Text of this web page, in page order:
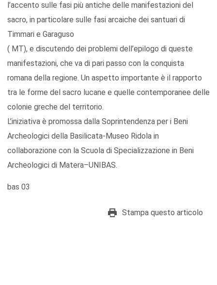
l’accento sulle fasi più antiche delle manifestazioni del
sacro, in particolare sulle fasi arcaiche dei santuari di
Timmari e Garaguso
( MT), e discutendo dei problemi dell’epilogo di queste
manifestazioni, che va di pari passo con la conquista
romana della regione. Un aspetto importante è il rapporto
tra le forme del sacro lucane e quelle contemporanee delle
colonie greche del territorio.
L’iniziativa è promossa dalla Soprintendenza per i Beni
Archeologici della Basilicata-Museo Ridola in
collaborazione con la Scuola di Specializzazione in Beni
Archeologici di Matera–UNIBAS.
bas 03
Stampa questo articolo